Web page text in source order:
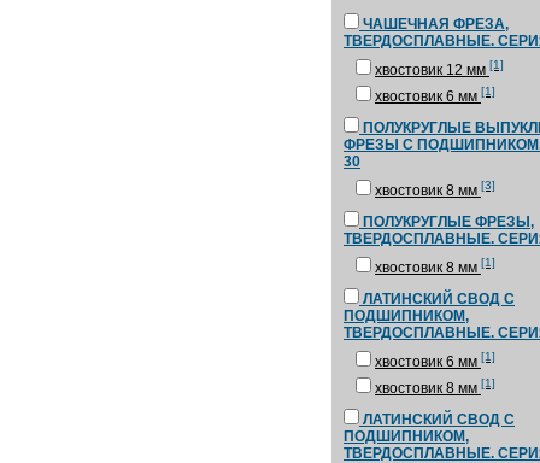
ЧАШЕЧНАЯ ФРЕЗА,
ТВЕРДОСПЛАВНЫЕ.
хвостовик 12 мм [1]
хвостовик 6 мм [1]
ПОЛУКРУГЛЫЕ
ФРЕЗЫ С
30
хвостовик 8 мм [3]
ПОЛУКРУГЛЫЕ ФРЕЗЫ,
ТВЕРДОСПЛАВНЫЕ.
хвостовик 8 мм [1]
ЛАТИНСКИЙ СВОД С
ПОДШИПНИКОМ,
ТВЕРДОСПЛАВНЫЕ.
хвостовик 6 мм [1]
хвостовик 8 мм [1]
ЛАТИНСКИЙ СВОД С
ПОДШИПНИКОМ,
ТВЕРДОСПЛАВНЫЕ.